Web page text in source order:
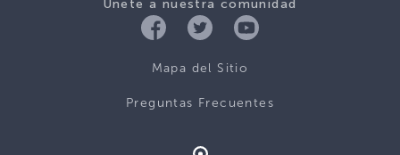
Únete a nuestra comunidad
Mapa del Sitio
Preguntas Frecuentes